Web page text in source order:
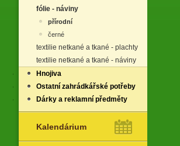
fólie - náviny
přírodní
černé
textilie netkané a tkané - plachty
textilie netkané a tkané - náviny
Hnojiva
Ostatní zahrádkářské potřeby
Dárky a reklamní předměty
Kalendárium